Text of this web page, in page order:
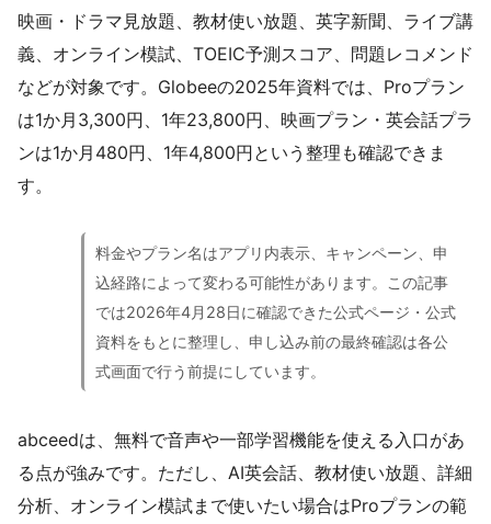
映画・ドラマ見放題、教材使い放題、英字新聞、ライブ講
義、オンライン模試、TOEIC予測スコア、問題レコメンド
などが対象です。Globeeの2025年資料では、Proプラン
は1か月3,300円、1年23,800円、映画プラン・英会話プラ
ンは1か月480円、1年4,800円という整理も確認できま
す。
料金やプラン名はアプリ内表示、キャンペーン、申
込経路によって変わる可能性があります。この記事
では2026年4月28日に確認できた公式ページ・公式
資料をもとに整理し、申し込み前の最終確認は各公
式画面で行う前提にしています。
abceedは、無料で音声や一部学習機能を使える入口があ
る点が強みです。ただし、AI英会話、教材使い放題、詳細
分析、オンライン模試まで使いたい場合はProプランの範